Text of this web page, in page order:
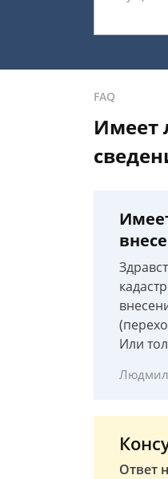
FAQ
Имеет
Или
Ответ